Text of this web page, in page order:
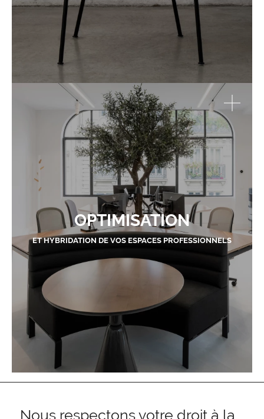
OPTIMISATION
ET HYBRIDATION DE VOS ESPACES PROFESSIONNELS
Nous respectons votre droit à la